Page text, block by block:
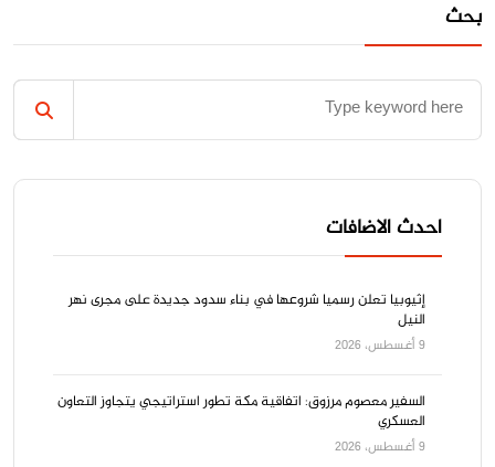
بحث
احدث الاضافات
إثيوبيا تعلن رسميا شروعها في بناء سدود جديدة على مجرى نهر
النيل
9 أغسطس، 2026
السفير معصوم مرزوق: اتفاقية مكة تطور استراتيجي يتجاوز التعاون
العسكري
9 أغسطس، 2026